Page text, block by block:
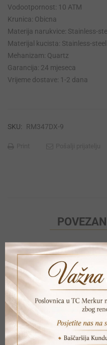
Vodootpornost: 10 ATM
Krunica: Obicna
Materija narukvice: Stainless-
Materijal kucista: Stainless-steel
Mehanizam: Quartz
Garancija: 24 mjeseca
Vrijeme dostave: 1-2 dana
SKU: RM347DX-9